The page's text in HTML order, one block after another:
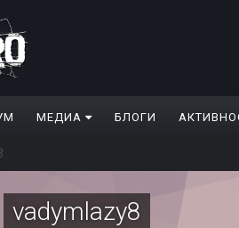
МЕДИА БЛОГИ
vadymlazy8